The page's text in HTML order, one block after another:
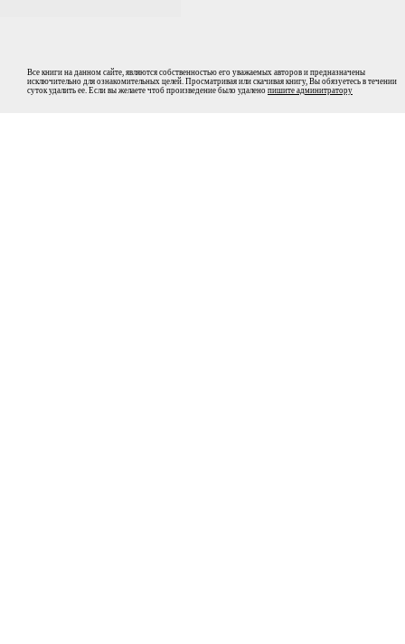
Все книги на данном сайте, являются собственностью его уважаемых авторов и предназначены
исключительно для ознакомительных целей. Просматривая или скачивая книгу, Вы обязуетесь в течении
суток удалить ее. Если вы желаете чтоб произведение было удалено пишите админитратору